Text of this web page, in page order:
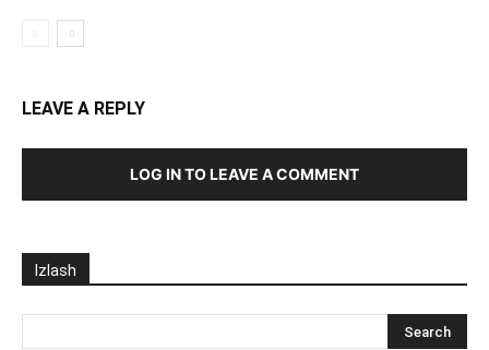
LEAVE A REPLY
LOG IN TO LEAVE A COMMENT
Izlash